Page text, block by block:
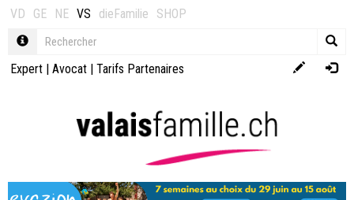
VD GE NE VS dieFamilie SHOP
Expert | Avocat | Tarifs Partenaires